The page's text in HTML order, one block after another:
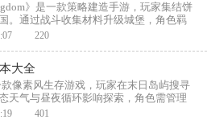
》是一款策略建造手游，玩家集结饼
。通过战斗收集材料升级城堡，角色羁
通画风与轻松玩法，结合塔防与资源管
220
大全
款像素风生存游戏，玩家在末日岛屿搜寻
天气与昼夜循环影响探索，角色需管理
机生成地图与事件，硬核机制考验长期
401